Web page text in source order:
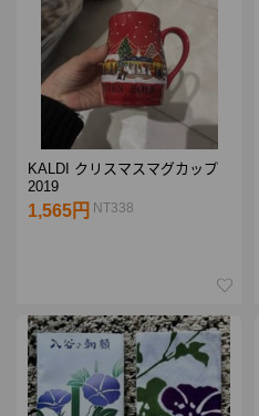
KALDI クリスマスマグカップ
2019
1,565円 NT338